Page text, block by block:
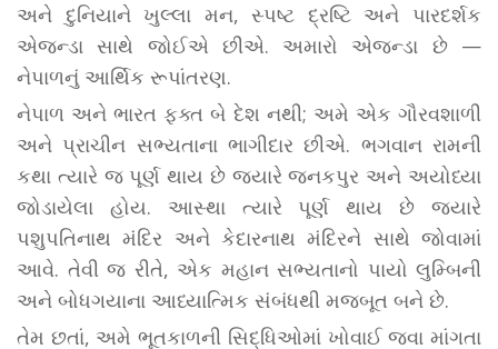
અને દુનિયાને ખુલ્લા મન, સ્પષ્ટ દ્રષ્ટિ અને પારદર્શક
એજન્ડા સાથે જોઈએ છીએ. અમારો એજન્ડા છે —
નેપાળનું આર્થિક રૂપાંતરણ.
નેપાળ અને ભારત ફક્ત બે દેશ નથી; અમે એક ગૌરવશાળી
અને પ્રાચીન સભ્યતાના ભાગીદાર છીએ. ભગવાન રામની
કથા ત્યારે જ પૂર્ણ થાય છે જ્યારે જનકપુર અને અયોધ્યા
જોડાયેલા હોય. આસ્થા ત્યારે પૂર્ણ થાય છે જ્યારે
પશુપતિનાથ મંદિર અને કેદારનાથ મંદિરને સાથે જોવામાં
આવે. તેવી જ રીતે, એક મહાન સભ્યતાનો પાયો લુમ્બિની
અને બોધગયાના આધ્યાત્મિક સંબંધથી મજબૂત બને છે.
તેમ છતાં, અમે ભૂતકાળની સિદ્ધિઓમાં ખોવાઈ જવા માંગતા